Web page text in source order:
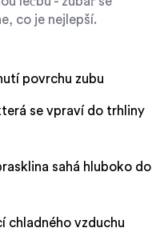
co je nejlepší.
povrchu zubu
se vpraví do trhliny
sahá hluboko do
chladného vzduchu